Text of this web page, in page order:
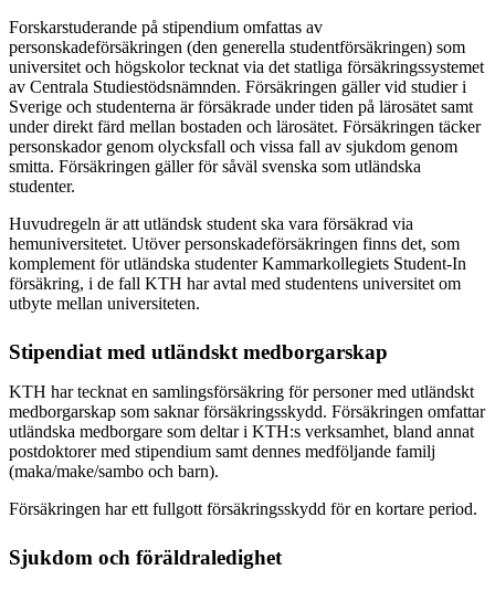
Forskarstuderande på stipendium omfattas av
personskadeförsäkringen (den generella studentförsäkringen) som
universitet och högskolor tecknat via det statliga försäkringssystemet
av Centrala Studiestödsnämnden. Försäkringen gäller vid studier i
Sverige och studenterna är försäkrade under tiden på lärosätet samt
under direkt färd mellan bostaden och lärosätet. Försäkringen täcker
personskador genom olycksfall och vissa fall av sjukdom genom
smitta. Försäkringen gäller för såväl svenska som utländska
studenter.
Huvudregeln är att utländsk student ska vara försäkrad via
hemuniversitetet. Utöver personskadeförsäkringen finns det, som
komplement för utländska studenter Kammarkollegiets Student-In
försäkring, i de fall KTH har avtal med studentens universitet om
utbyte mellan universiteten.
Stipendiat med utländskt medborgarskap
KTH har tecknat en samlingsförsäkring för personer med utländskt
medborgarskap som saknar försäkringsskydd. Försäkringen omfattar
utländska medborgare som deltar i KTH:s verksamhet, bland annat
postdoktorer med stipendium samt dennes medföljande familj
(maka/make/sambo och barn).
Försäkringen har ett fullgott försäkringsskydd för en kortare period.
Sjukdom och föräldraledighet